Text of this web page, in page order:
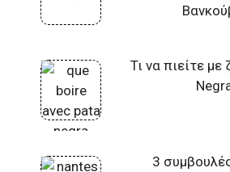
Τι να πιείτε
3